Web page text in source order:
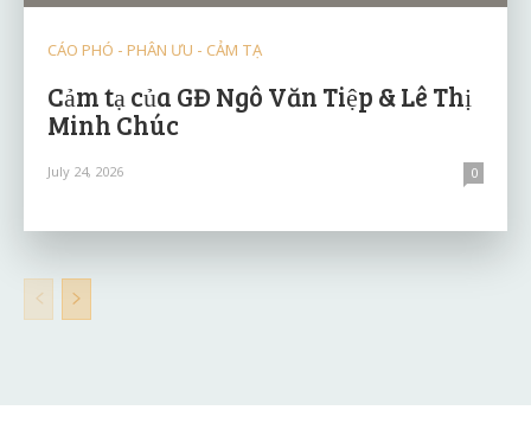
CÁO PHÓ - PHÂN ƯU - CẢM TẠ
Cảm tạ của GĐ Ngô Văn Tiệp & Lê Thị
Minh Chúc
July 24, 2026 0